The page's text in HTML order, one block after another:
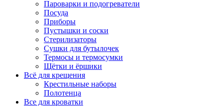
Пароварки и подогреватели
Посуда
Приборы
Пустышки и соски
Стерилизаторы
Сушки для бутылочек
Термосы и термосумки
Щётки и ёршики
Всё для крещения
Крестильные наборы
Полотенца
Все для кроватки